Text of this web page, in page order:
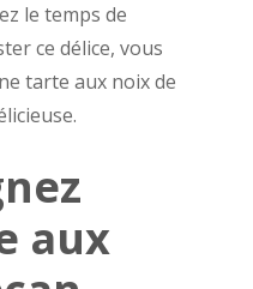
le temps de
ce délice, vous
tarte aux noix de
aux